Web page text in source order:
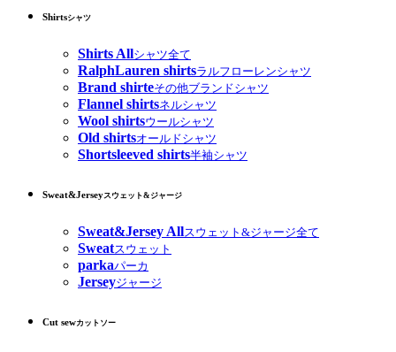
Shirtsシャツ
Shirts Allシャツ全て
RalphLauren shirtsラルフローレンシャツ
Brand shirteその他ブランドシャツ
Flannel shirtsネルシャツ
Wool shirtsウールシャツ
Old shirtsオールドシャツ
Shortsleeved shirts半袖シャツ
Sweat&Jerseyスウェット&ジャージ
Sweat&Jersey Allスウェット&ジャージ全て
Sweatスウェット
parkaパーカ
Jerseyジャージ
Cut sewカットソー